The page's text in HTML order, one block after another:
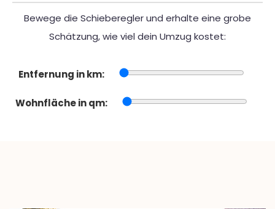
Bewege die Schieberegler und erhalte eine grobe
Schätzung, wie viel dein Umzug kostet:
Entfernung in km:
Wohnfläche in qm: